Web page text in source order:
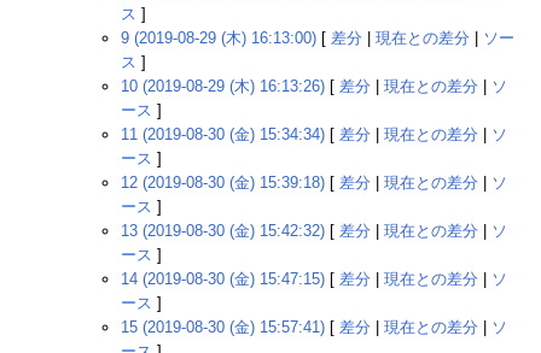
ス ]
9 (2019-08-29 (木) 16:13:00) [ 差分 現在との差分
ソー
ス ]
10 (2019-08-29 (木) 16:13:26) [ 差分 現在との差分
ソ
ース ]
11 (2019-08-30 (金) 15:34:34) [ 差分 現在との差分
ソ
ース ]
12 (2019-08-30 (金) 15:39:18) [ 差分 現在との差分
ソ
ース ]
13 (2019-08-30 (金) 15:42:32) [ 差分 現在との差分
ソ
ース ]
14 (2019-08-30 (金) 15:47:15) [ 差分 現在との差分
ソ
ース ]
15 (2019-08-30 (金) 15:57:41) [ 差分 現在との差分
ソ